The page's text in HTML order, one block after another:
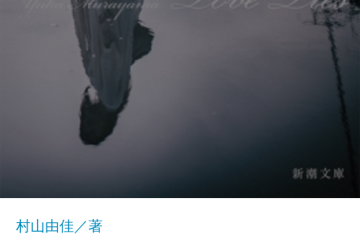
村山由佳／著